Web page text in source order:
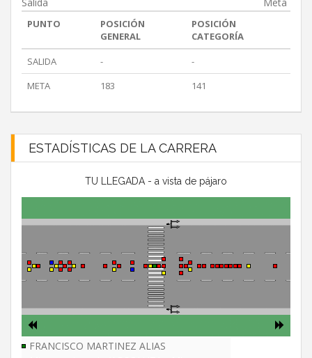
Salida Meta
PUNTO
POSICIÓN
GENERAL
POSICIÓN
CATEGORÍA
SALIDA
-
-
META
183 141
ESTADÍSTICAS DE LA CARRERA
TU LLEGADA - a vista de pájaro
FRANCISCO MARTINEZ ALIAS